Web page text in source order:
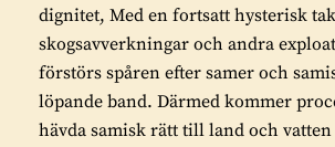
dignitet, Med en fortsatt hysterisk
skogsavverkningar och andra
förstörs spåren efter samer och
löpande band. Därmed kommer
hävda samisk rätt till land och